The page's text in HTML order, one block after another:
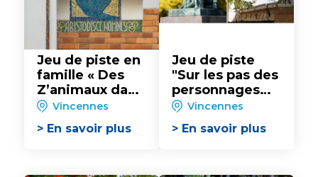
Jeu de piste en
famille « Des
Z’animaux dans
la ville »
Vincennes
> En savoir plus
Jeu de piste
"Sur les pas des
personnages
célèbres"
Vincennes
> En savoir plus